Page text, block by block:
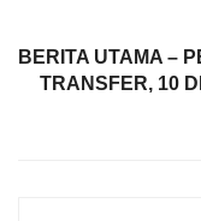
BERITA UTAMA –
TRANSFER, 10